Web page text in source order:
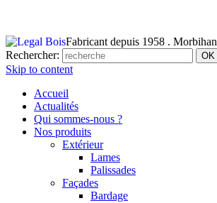
Fabricant depuis 1958 . Morbihan
Rechercher:
Skip to content
Accueil
Actualités
Qui sommes-nous ?
Nos produits
Extérieur
Lames
Palissades
Façades
Bardage